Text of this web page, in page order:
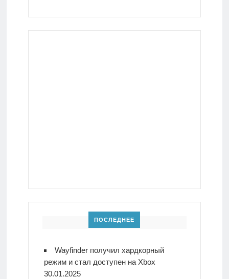
ПОСЛЕДНЕЕ
Wayfinder получил хардкорный
режим и стал доступен на Xbox
30.01.2025